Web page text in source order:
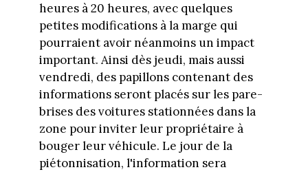
heures à 20 heures, avec quelques
petites modifications à la marge qui
pourraient avoir néanmoins un impact
important. Ainsi dès jeudi, mais aussi
vendredi, des papillons contenant des
informations seront placés sur les pare-
brises des voitures stationnées dans la
zone pour inviter leur propriétaire à
bouger leur véhicule. Le jour de la
piétonnisation, l'information sera